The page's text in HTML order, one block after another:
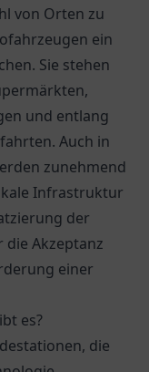
von Orten zu
ein
Sie stehen
und entlang
Auch in
zunehmend
Infrastruktur
der
Akzeptanz
einer
es?
die